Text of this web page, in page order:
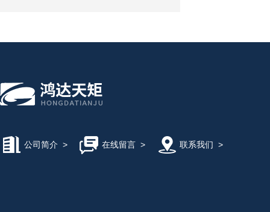
公司简介 > 在线留言> 联系我们 >